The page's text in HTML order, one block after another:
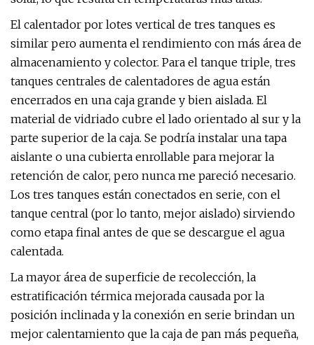
El calentador por lotes vertical de tres tanques es
similar pero aumenta el rendimiento con más área de
almacenamiento y colector. Para el tanque triple, tres
tanques centrales de calentadores de agua están
encerrados en una caja grande y bien aislada. El
material de vidriado cubre el lado orientado al sur y la
parte superior de la caja. Se podría instalar una tapa
aislante o una cubierta enrollable para mejorar la
retención de calor, pero nunca me pareció necesario.
Los tres tanques están conectados en serie, con el
tanque central (por lo tanto, mejor aislado) sirviendo
como etapa final antes de que se descargue el agua
calentada.
La mayor área de superficie de recolección, la
estratificación térmica mejorada causada por la
posición inclinada y la conexión en serie brindan un
mejor calentamiento que la caja de pan más pequeña,